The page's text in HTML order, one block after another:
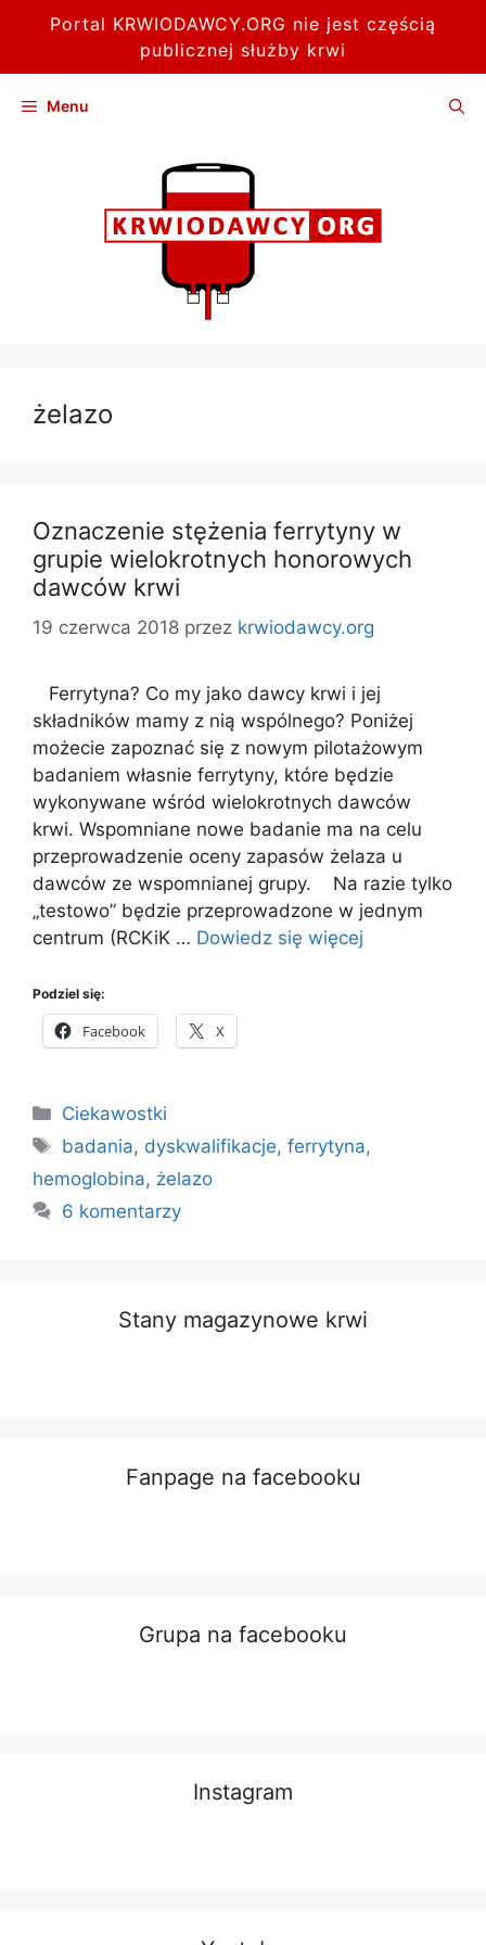
Portal KRWIODAWCY.ORG nie jest częścią
publicznej służby krwi
Menu
żelazo
Oznaczenie stężenia ferrytyny w
grupie wielokrotnych honorowych
dawców krwi
19 czerwca 2018 przez krwiodawcy.org
Ferrytyna? Co my jako dawcy krwi i jej
składników mamy z nią wspólnego? Poniżej
możecie zapoznać się z nowym pilotażowym
badaniem własnie ferrytyny, które będzie
wykonywane wśród wielokrotnych dawców
krwi. Wspomniane nowe badanie ma na celu
przeprowadzenie oceny zapasów żelaza u
dawców ze wspomnianej grupy. Na razie tylko
„testowo” będzie przeprowadzone w jednym
centrum (RCKiK … Dowiedz się więcej
Podziel się:
Facebook X
Kategorie
Ciekawostki
Tagi
badania, dyskwalifikacje,ferrytyna,
hemoglobina, żelazo
6 komentarzy
Stany magazynowe krwi
Fanpage na facebooku
Grupa na facebooku
Instagram